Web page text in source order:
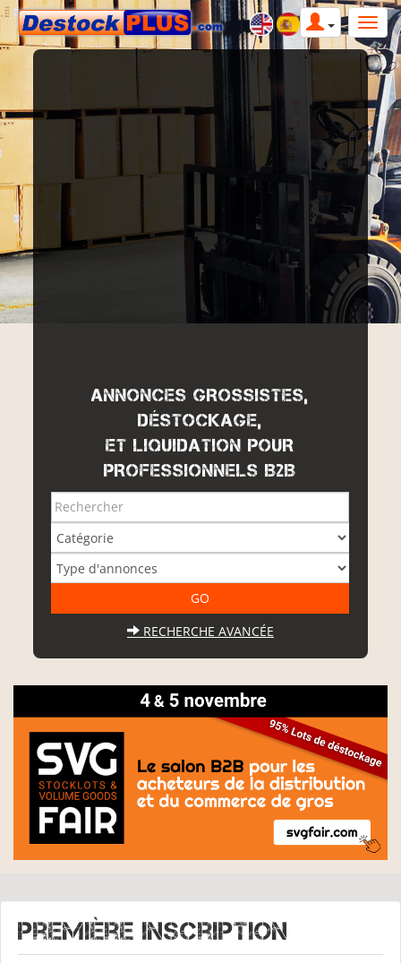
ANNONCES GROSSISTES,
DÉSTOCKAGE,
ET LIQUIDATION POUR
PROFESSIONNELS B2B
RECHERCHE AVANCÉE
Première inscription